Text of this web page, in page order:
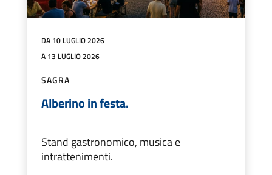
DA 10 LUGLIO 2026
A 13 LUGLIO 2026
SAGRA
Alberino in festa.
Stand gastronomico, musica e
intrattenimenti.